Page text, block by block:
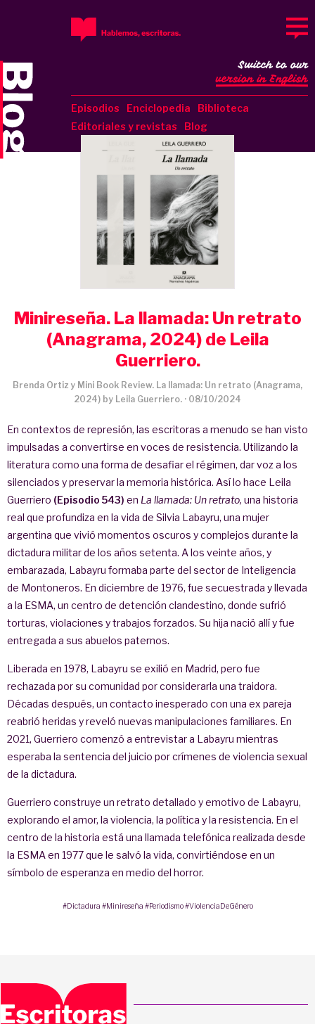
Episodios Enciclopedia
Biblioteca
Editoriales y revistas
Blog
Switch to our
version in English
Minireseña. La llamada: Un retrato
(Anagrama, 2024) de Leila
Guerriero.
Brenda Ortiz y Mini Book Review. La llamada: Un retrato (Anagrama,
2024) by Leila Guerriero. · 08/10/2024
En contextos de represión, las escritoras a menudo se han visto
impulsadas a convertirse en voces de resistencia. Utilizando la
literatura como una forma de desafiar el régimen, dar voz a los
silenciados y preservar la memoria histórica. Así lo hace Leila
Guerriero (Episodio 543) en La llamada: Un retrato, una historia
real que profundiza en la vida de Silvia Labayru, una mujer
argentina que vivió momentos oscuros y complejos durante la
dictadura militar de los años setenta. A los veinte años, y
embarazada, Labayru formaba parte del sector de Inteligencia
de Montoneros. En diciembre de 1976, fue secuestrada y llevada
a la ESMA, un centro de detención clandestino, donde sufrió
torturas, violaciones y trabajos forzados. Su hija nació allí y fue
entregada a sus abuelos paternos.
Liberada en 1978, Labayru se exilió en Madrid, pero fue
rechazada por su comunidad por considerarla una traidora.
Décadas después, un contacto inesperado con una ex pareja
reabrió heridas y reveló nuevas manipulaciones familiares. En
2021, Guerriero comenzó a entrevistar a Labayru mientras
esperaba la sentencia del juicio por crímenes de violencia sexual
de la dictadura.
Guerriero construye un retrato detallado y emotivo de Labayru,
explorando el amor, la violencia, la política y la resistencia. En el
centro de la historia está una llamada telefónica realizada desde
la ESMA en 1977 que le salvó la vida, convirtiéndose en un
símbolo de esperanza en medio del horror.
#Dictadura #Minireseña #Periodismo #ViolenciaDeGénero